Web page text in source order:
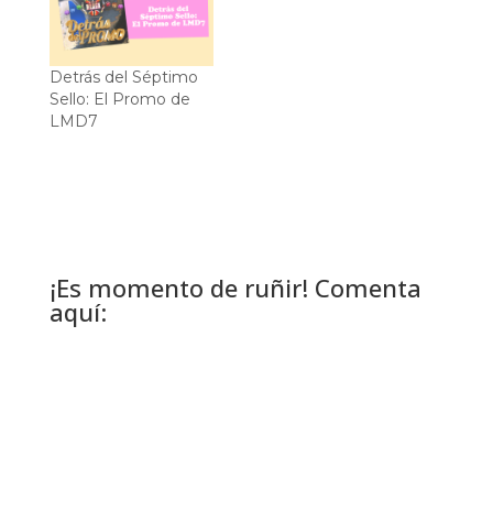
Detrás del Séptimo
Sello: El Promo de
LMD7
¡Es momento de ruñir! Comenta
aquí: